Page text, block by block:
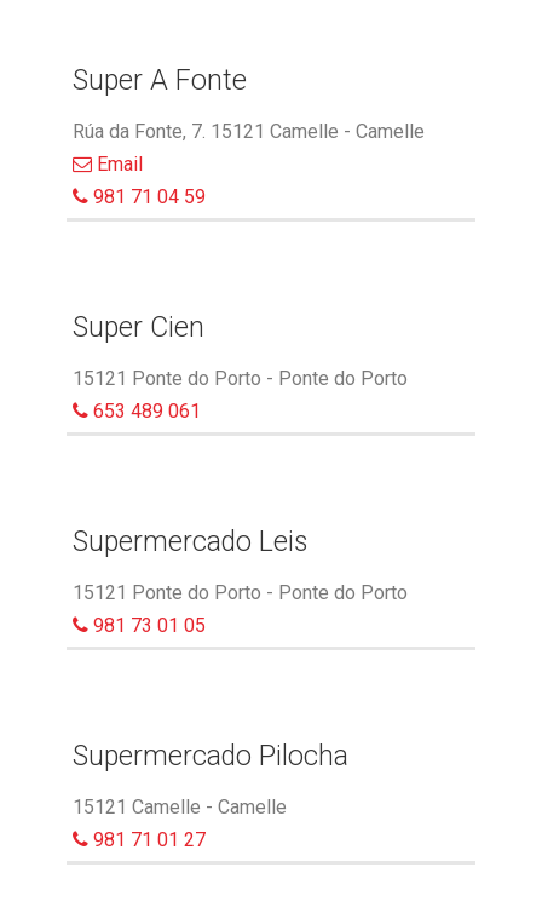
Super A Fonte
Rúa da Fonte, 7. 15121 Camelle - Camelle
Email
981 71 04 59
Super Cien
15121 Ponte do Porto - Ponte do Porto
653 489 061
Supermercado Leis
15121 Ponte do Porto - Ponte do Porto
981 73 01 05
Supermercado Pilocha
15121 Camelle - Camelle
981 71 01 27